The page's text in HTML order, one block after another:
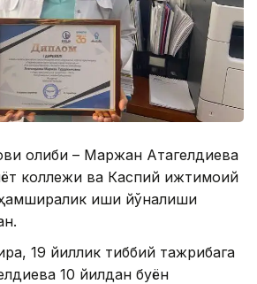
ғолиби – Маржан Атагелдиева
коллежи ва Каспий ижтимоий
иши йўналиши
19 йиллик тиббий тажрибага
10 йилдан буён